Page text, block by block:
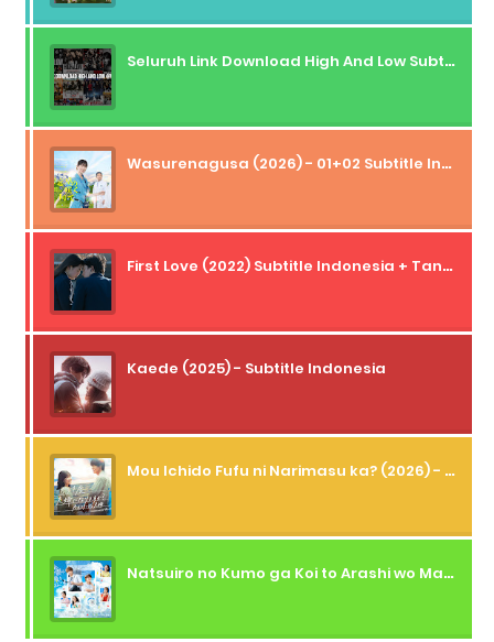
Seluruh Link Download High And Low Subtitle Indonesia
Wasurenagusa (2026) - 01+02 Subtitle Indonesia
First Love (2022) Subtitle Indonesia + Tanpa Iklan + Streaming + 1080p
Kaede (2025) - Subtitle Indonesia
Mou Ichido Fufu ni Narimasu ka? (2026) - 01 Subtitle Indonesia
Natsuiro no Kumo ga Koi to Arashi wo Makiokosu (2026) - 01 Subtitle Indonesia